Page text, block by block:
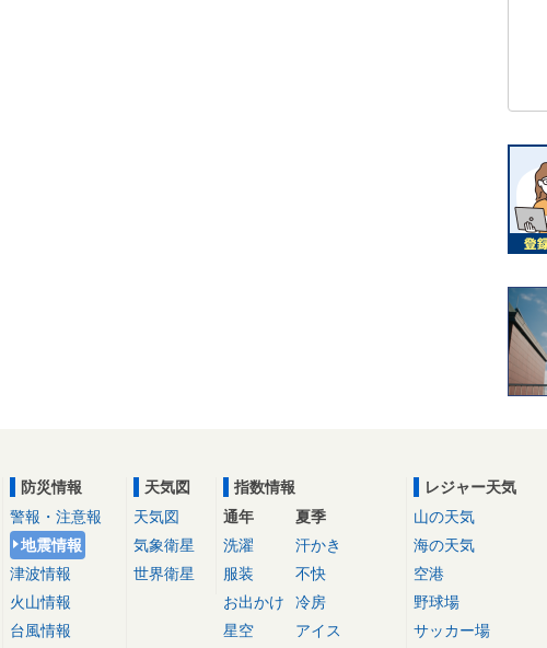
防災情報
警報・注意報
地震情報
津波情報
火山情報
台風情報
天気図
天気図
気象衛星
世界衛星
指数情報
通年
洗濯
服装
お出かけ
星空
夏季
汗かき
不快
冷房
アイス
レジャー天気
山の天気
海の天気
空港
野球場
サッカー場